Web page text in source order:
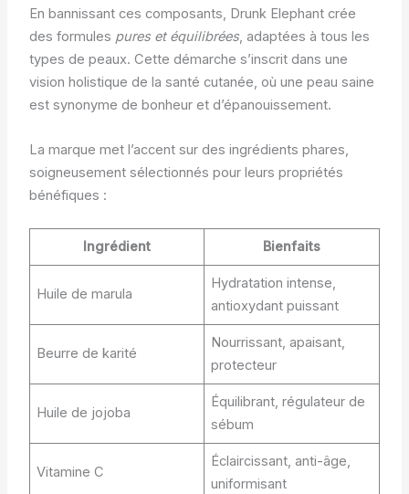
En bannissant ces composants, Drunk Elephant crée
des formules pures et équilibrées, adaptées à tous les
types de peaux. Cette démarche s’inscrit dans une
vision holistique de la santé cutanée, où une peau saine
est synonyme de bonheur et d’épanouissement.
La marque met l’accent sur des ingrédients phares,
soigneusement sélectionnés pour leurs propriétés
bénéfiques :
Ingrédient Bienfaits
Huile de marula
Hydratation intense,
antioxydant puissant
Beurre de karité
Nourrissant, apaisant,
protecteur
Huile de jojoba
Équilibrant, régulateur de
sébum
Vitamine C
Éclaircissant, anti-âge,
uniformisant